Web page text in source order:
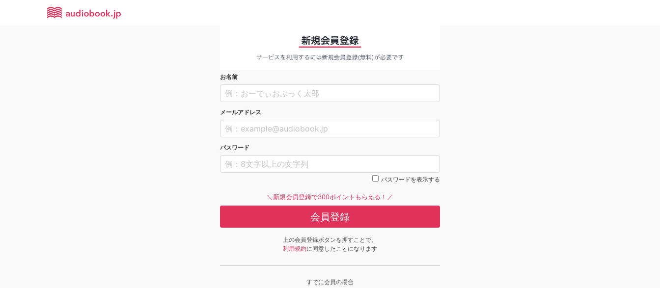
お名前
メールアドレス
パスワード
パスワードを表示する
＼新規会員登録で300ポイントもらえる！／
会員登録
上の会員登録ボタンを押すことで、
利用規約に同意したことになります
すでに会員の場合